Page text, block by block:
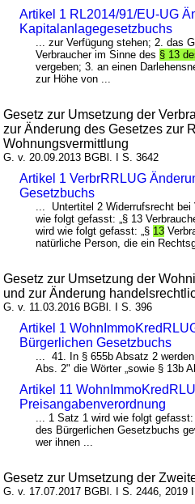
Artikel 1 RL2014/91/EU-UG
Kapitalanlagegesetzbuchs
... zur Verfügung stehen; 2. das
Verbraucher im Sinne des § 13
vergeben; 3. an einen
zur Höhe von ...
Gesetz zur Umsetzung der
zur Änderung des Gesetzes zur
Wohnungsvermittlung
G. v. 20.09.2013 BGBl. I S. 3642
Artikel 1 VerbrRRLUG
Gesetzbuchs
... Untertitel 2 Widerrufsrecht
wie folgt gefasst: „§ 13
wird wie folgt gefasst: „§ 13
natürliche Person, die ein
Gesetz zur Umsetzung der
und zur Änderung
G. v. 11.03.2016 BGBl. I S. 396
Artikel 1
Bürgerlichen Gesetzbuchs
... 41. In § 655b Absatz 2
Abs. 2" die Wörter „sowie § 13b
Artikel 11
Preisangabenverordnung
... 1 Satz 1 wird wie folgt
des Bürgerlichen Gesetzbuchs
wer ihnen ...
Gesetz zur Umsetzung der
G. v. 17.07.2017 BGBl. I S. 2446, 2019 I